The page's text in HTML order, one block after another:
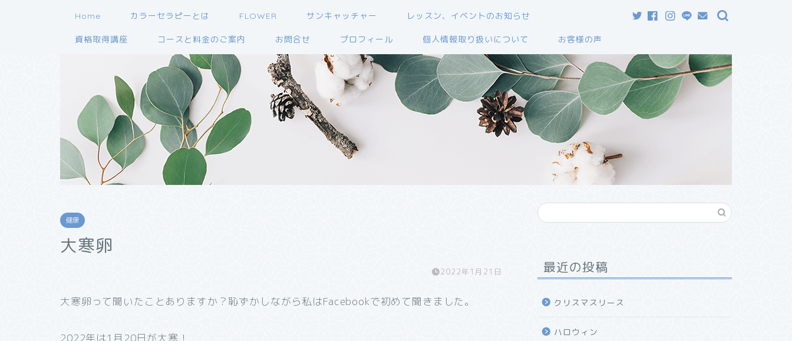
Home カラーセラピーとは FLOWER サンキャッチャー レッスン、イベントのお知らせ
資格取得講座 コースと料金のご案内 お問合せ プロフィール 個人情報取り扱いについて お客様の声
健康
大寒卵
2022年1月21日
大寒卵って聞いたことありますか？恥ずかしながら私はFacebookで初めて聞きました。
2022年は1月20日が大寒！
最近の投稿
クリスマスリース
ハロウィン